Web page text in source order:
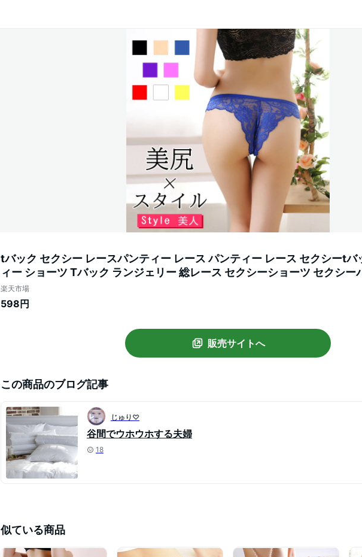
tバック セクシー レースパンティー レース パンティー レース セクシーtバ
ィー ショーツ Tバック ランジェリー 総レース セクシーショーツ セクシー
レースショーツ レースパンティー セクシーランジェリー
楽天市場
598円
販売サイトへ
この商品のブログ記事
じゅり♡
谷間でウホウホする夫婦
18
似ている商品